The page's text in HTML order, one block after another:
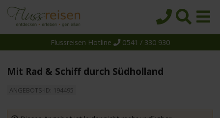
Flussreisen Hotline 0541 / 330 930
Mit Rad & Schiff durch Südholland
ANGEBOTS-ID: 194495